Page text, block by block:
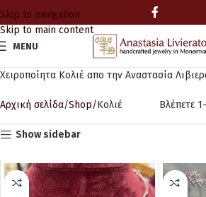
Skip to navigation
Skip to main content
MENU
Χειροποίητα Κολιέ απο την Αναστασία
Αρχική σελίδα Shop Κολιέ Βλέπετε
Show sidebar